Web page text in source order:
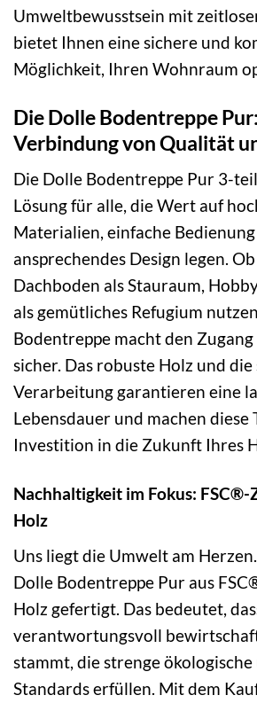
Umweltbewusstsein mit
bietet Ihnen eine sichere und
Möglichkeit, Ihren Wohnraum
Die Dolle Bodentreppe
Verbindung von Qualität
Die Dolle Bodentreppe Pur 3-
Lösung für alle, die Wert auf
Materialien, einfache
ansprechendes Design legen.
Dachboden als Stauraum,
als gemütliches Refugium
Bodentreppe macht den
sicher. Das robuste Holz und
Verarbeitung garantieren eine
Lebensdauer und machen diese
Investition in die Zukunft Ihres
Nachhaltigkeit im Fokus:
Holz
Uns liegt die Umwelt am
Dolle Bodentreppe Pur aus
Holz gefertigt. Das bedeutet,
verantwortungsvoll
stammt, die strenge
Standards erfüllen. Mit dem